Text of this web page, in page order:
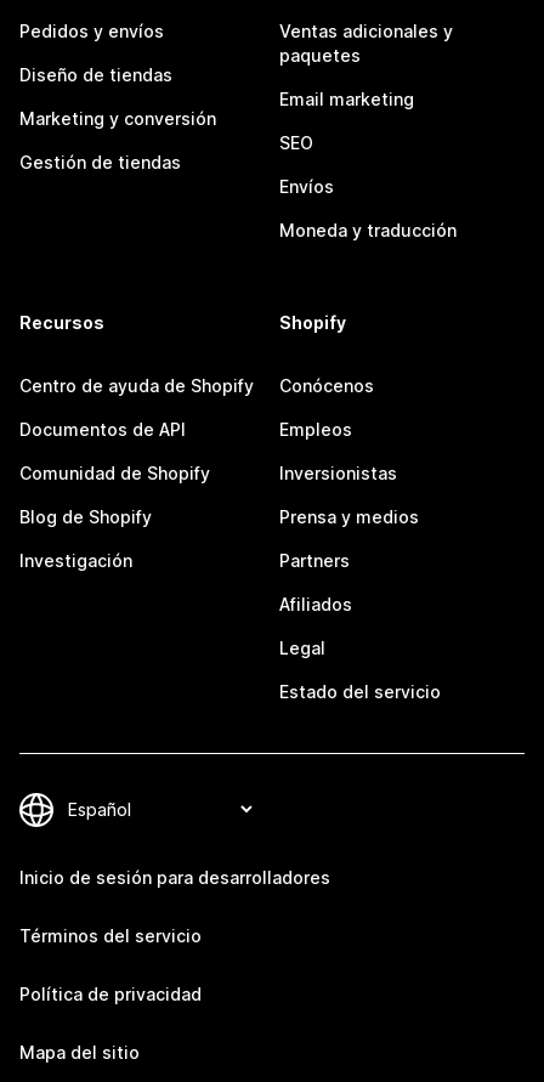
Pedidos y envíos
Diseño de tiendas
Marketing y conversión
Gestión de tiendas
Ventas adicionales y
paquetes
Email marketing
SEO
Envíos
Moneda y traducción
Recursos
Centro de ayuda de Shopify
Documentos de API
Comunidad de Shopify
Blog de Shopify
Investigación
Shopify
Conócenos
Empleos
Inversionistas
Prensa y medios
Partners
Afiliados
Legal
Estado del servicio
Inicio de sesión para desarrolladores
Términos del servicio
Política de privacidad
Mapa del sitio